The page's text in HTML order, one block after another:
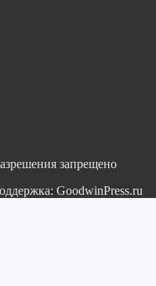
запрещено
GoodwinPress.ru